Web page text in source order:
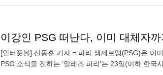
이강인 PSG 떠난다, 이미 대체자
[인터풋볼] 신동훈 기자 = 파리 생제르맹(PSG)은 이
PSG 소식을 전하는 '알레즈 파리'는 23일(이하 한국